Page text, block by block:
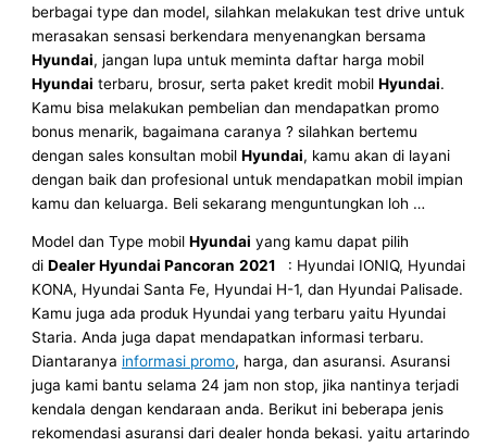
berbagai type dan model, silahkan melakukan test drive untuk
merasakan sensasi berkendara menyenangkan bersama
Hyundai, jangan lupa untuk meminta daftar harga mobil
Hyundai terbaru, brosur, serta paket kredit mobilHyundai.
Kamu bisa melakukan pembelian dan mendapatkan promo
bonus menarik, bagaimana caranya ? silahkan bertemu
dengan sales konsultan mobilHyundai, kamu akan di layani
dengan baik dan profesional untuk mendapatkan mobil impian
kamu dan keluarga. Beli sekarang menguntungkan loh …
Model dan Type mobilHyundai yang kamu dapat pilih
diDealer Hyundai Pancoran 2021
: Hyundai IONIQ, Hyundai
KONA, Hyundai Santa Fe, Hyundai H-1, dan Hyundai Palisade.
Kamu juga ada produk Hyundai yang terbaru yaitu Hyundai
Staria. Anda juga dapat mendapatkan informasi terbaru.
Diantaranya informasi promo, harga, dan asuransi. Asuransi
juga kami bantu selama 24 jam non stop, jika nantinya terjadi
kendala dengan kendaraan anda. Berikut ini beberapa jenis
rekomendasi asuransi dari dealer honda bekasi. yaitu artarindo